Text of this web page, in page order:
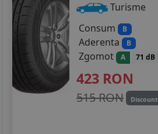
Turisme
Consum
B
Aderenta B
Zgomot A 71 dB
423 RON
515 RON Discount